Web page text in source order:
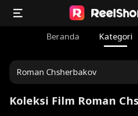
Beranda Kategori
Roman Chsherbakov
Koleksi Film Roman